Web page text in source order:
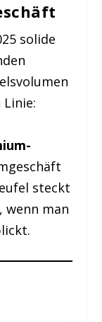
EU-
auf
solide
steckt
wenn man